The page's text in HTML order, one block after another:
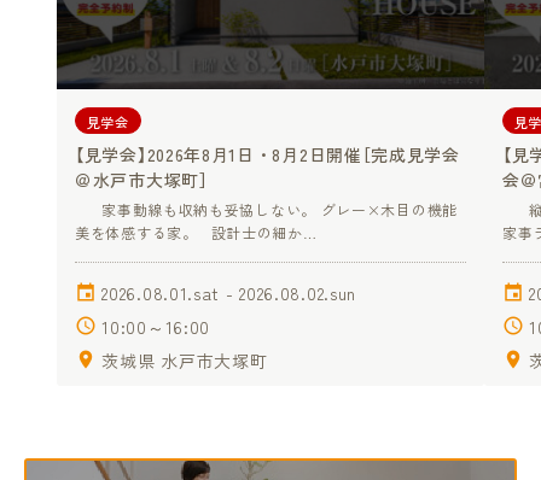
見学会
【見学会】2026年8月1日・8月2日開催［完成見学会
＠水戸市大塚町］
家事動線も収納も妥協しない。 グレー×木目の機能
美を体感する家。 設計士の細か…
2026.08.01.sat - 2026.08.02.sun
10:00～16:00
茨城県 水戸市大塚町
見
【
会＠
縦
家事